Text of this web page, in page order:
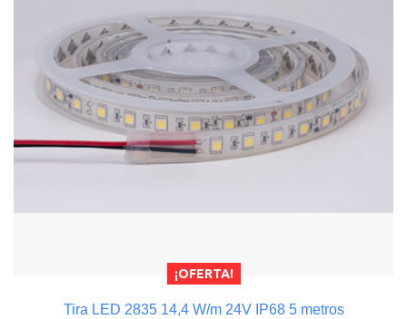
¡OFERTA!
Tira LED 2835 14,4 W/m 24V IP68 5 metros